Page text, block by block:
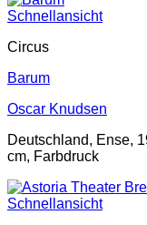
Schnellansicht
Circus
Barum
Oscar Knudsen
Deutschland, Ense,
cm, Farbdruck
Schnellansicht